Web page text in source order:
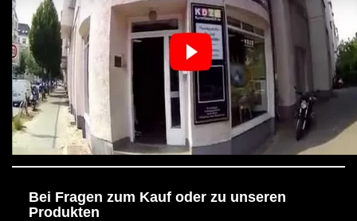
Bei Fragen zum Kauf oder zu unseren
Produkten